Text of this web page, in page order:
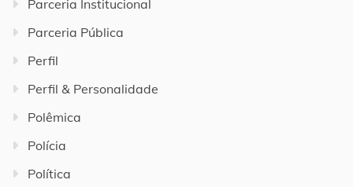
Parceria Institucional
Parceria Pública
Perfil
Perfil & Personalidade
Polêmica
Polícia
Política